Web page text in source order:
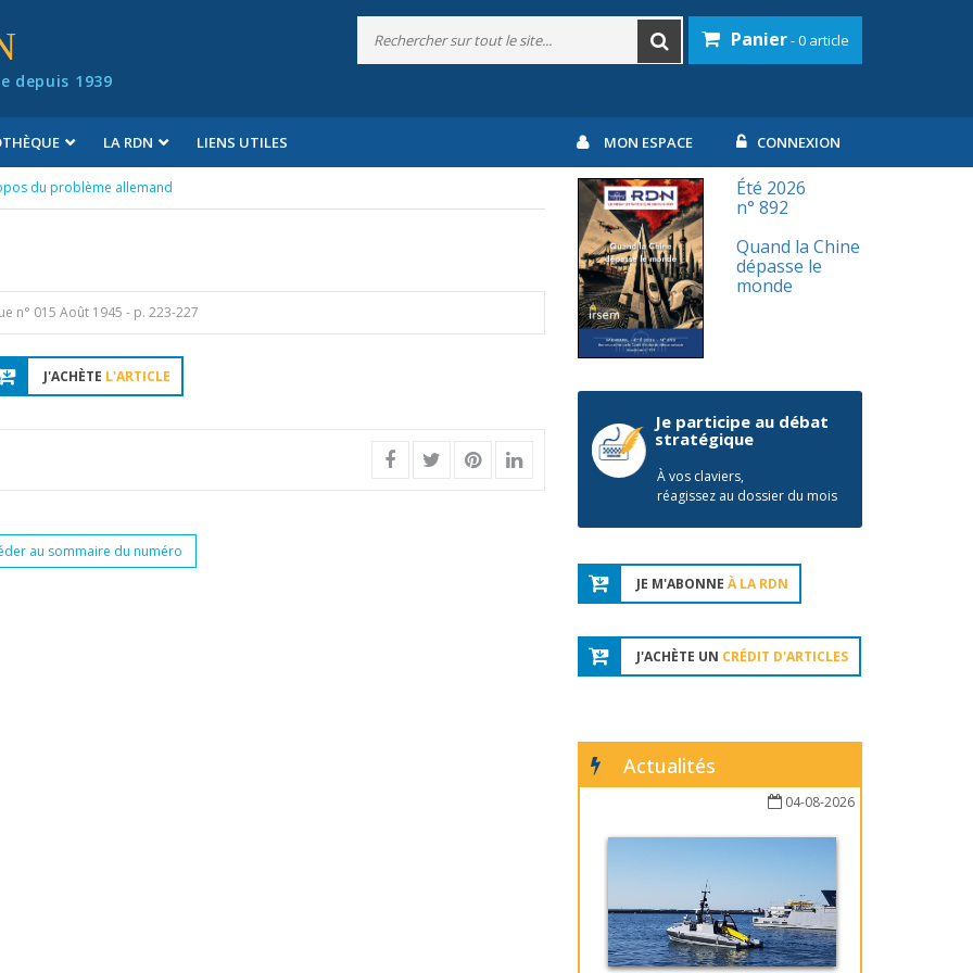
depuis 1939
Panier- 0 article
LA RDN LIENS UTILES MON ESPACE CONNEXION
du problème allemand
n° 015 Août 1945 - p. 223-227
J'ACHÈTE L'ARTICLE
au sommaire du numéro
Été 2026
n° 892
Quand la Chine
dépasse le
monde
Je participe au débat
stratégique
À vos claviers,
réagissez au dossier du mois
JE M'ABONNE À LA RDN
J'ACHÈTE UN CRÉDIT D'ARTICLES
Actualités
04-08-2026